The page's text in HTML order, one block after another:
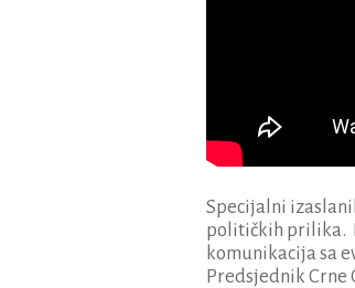
Specijalni
političkih prilika.
komunikacija sa
Predsjednik Crne